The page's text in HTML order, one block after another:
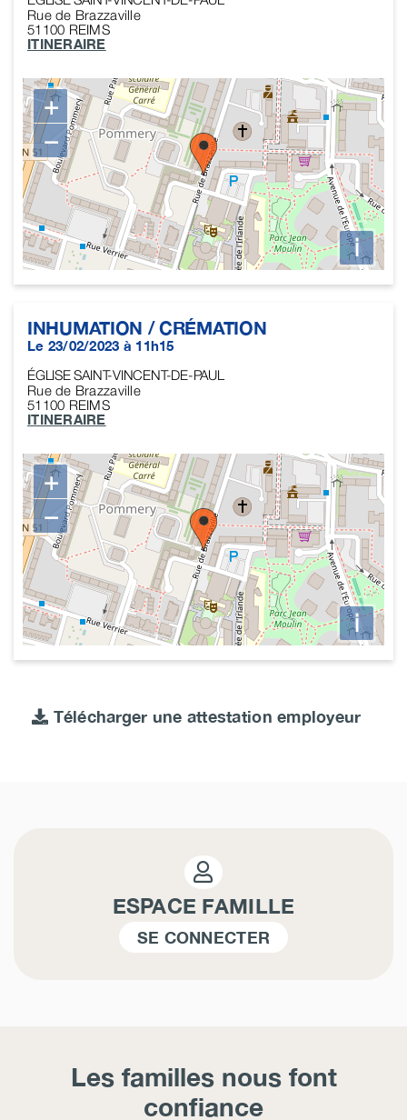
Rue de Brazzaville
51100 REIMS
ITINERAIRE
+
−
i
INHUMATION / CRÉMATION
Le 23/02/2023 à 11h15
ÉGLISE SAINT-VINCENT-DE-PAUL
Rue de Brazzaville
51100 REIMS
ITINERAIRE
+
−
i
Télécharger une attestation employeur
ESPACE FAMILLE
SE CONNECTER
Les familles nous font
confiance